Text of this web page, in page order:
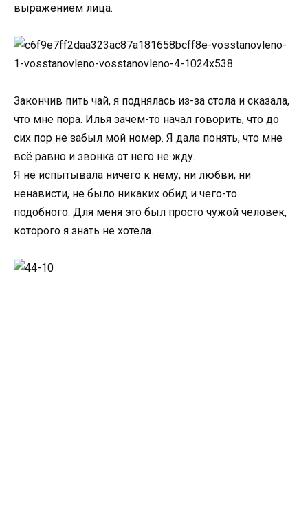
выражением лица.
Закончив пить чай, я поднялась из-за стола и сказала,
что мне пора. Илья зачем-то начал говорить, что до
сих пор не забыл мой номер. Я дала понять, что мне
всё равно и звонка от него не жду.
Я не испытывала ничего к нему, ни любви, ни
ненависти, не было никаких обид и чего-то
подобного. Для меня это был просто чужой человек,
которого я знать не хотела.